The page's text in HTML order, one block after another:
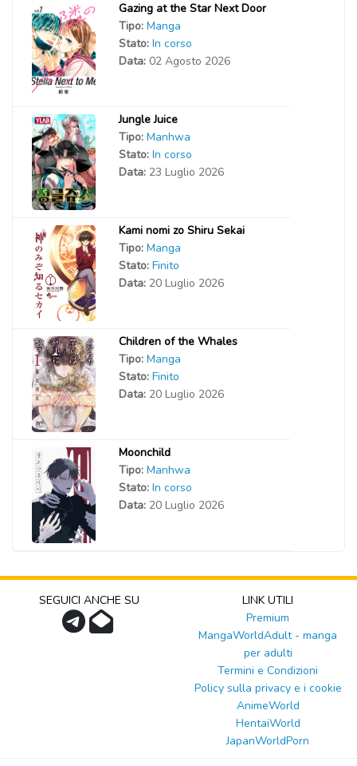
Gazing at the Star Next Door
Tipo: Manga
Stato: In corso
Data: 02 Agosto 2026
Jungle Juice
Tipo: Manhwa
Stato: In corso
Data: 23 Luglio 2026
Kami nomi zo Shiru Sekai
Tipo: Manga
Stato: Finito
Data: 20 Luglio 2026
Children of the Whales
Tipo: Manga
Stato: Finito
Data: 20 Luglio 2026
Moonchild
Tipo: Manhwa
Stato: In corso
Data: 20 Luglio 2026
SEGUICI ANCHE SU
LINK UTILI
Premium
MangaWorldAdult - manga
per adulti
Termini e Condizioni
Policy sulla privacy e i cookie
AnimeWorld
HentaiWorld
JapanWorldPorn